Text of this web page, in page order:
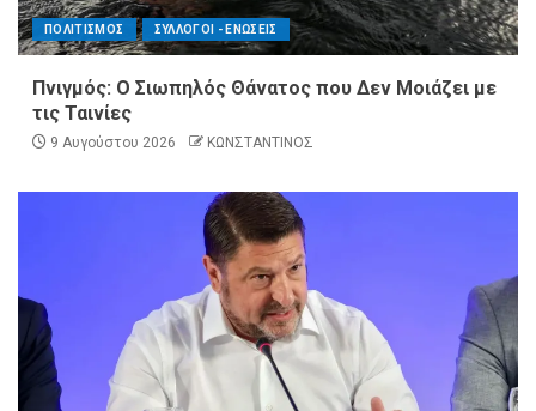
ΠΟΛΙΤΙΣΜΟΣ ΣΥΛΛΟΓΟΙ - ΕΝΩΣΕΙΣ
Πνιγμός: Ο Σιωπηλός Θάνατος που Δεν Μοιάζει με
τις Ταινίες
9 Αυγούστου 2026 ΚΩΝΣΤΑΝΤΙΝΟΣ